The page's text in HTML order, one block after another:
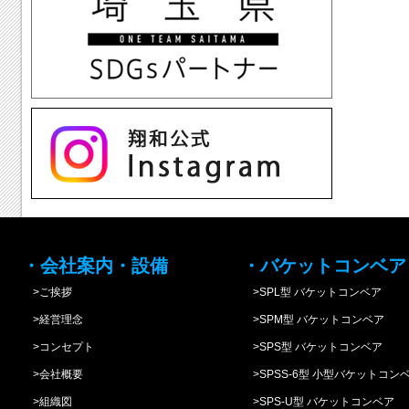
・会社案内・設備
>ご挨拶
>経営理念
>コンセプト
>会社概要
>組織図
・バケットコンベア
>SPL型 バケットコンベア
>SPM型 バケットコンベア
>SPS型 バケットコンベア
>SPSS-6型 小型バケットコン
>SPS-U型 バケットコンベア